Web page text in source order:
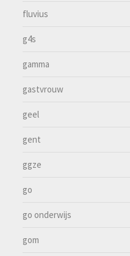
fluvius
g4s
gamma
gastvrouw
geel
gent
ggze
go
go onderwijs
gom